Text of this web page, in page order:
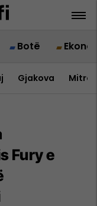
Botë
Gjakova
Fury e